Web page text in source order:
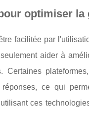
optimiser la
facilitée par
aider à
Certaines
ce qui
ces